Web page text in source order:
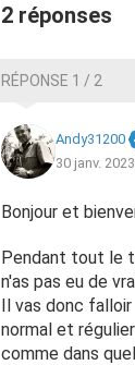
2 réponses
RÉPONSE 1 / 2
Andy31200
30 janv.
Bonjour et
Pendant tout le
n'as pas eu de
Il vas donc
normal et
comme dans